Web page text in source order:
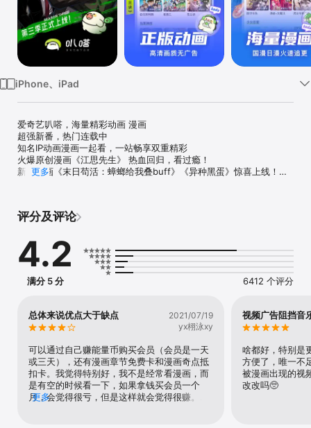
iPhone、iPad
爱奇艺叭嗒，海量精彩动画 漫画
超强新番，热门连载中
知名IP动画漫画一起看，一站畅享双重精彩
火爆原创漫画《江思先生》 热血回归，看过瘾！
新作漫画《末日苟活：蟑螂给我叠buff》《异种黑蛋》惊喜上线！
《成何体统》，《航海王》， 《逆天邪神》， 《间谍过家家》，《苍
《蜡笔小新》，《龙珠》，《境界触发者》，《灌篮高手》，《数码
宝贝》，《圣斗士星矢》等热门正版动画无广告随心看。
【超强新番，热门连载中】
《妖精的尾巴 百年任务》，《念无双》 等热门新番火爆连载中！
【动画&漫画 一起看】
《逆天邪神》，《苍兰诀》，《神澜奇域无双珠》，《石少侠感觉好
【品质国漫， 精彩原创 】
《我的分身是宇宙虫王》，《神的欲望游戏》，《江思先生》，《古
神游戏》，《勇者×女魔王》，《我在诡秘世界玩嗨了！》， 《重生
为怪兽什么鬼》，《打爆诸天》，《七国银河》，《天子传奇（重制
更多
评分及评论
4.2
满分 5 分 6412 个评分
总体来说优点大于缺点
2021/07/19
yx栩泳xy
可以通过自己赚能量币购买会员（会员是一天
或三天），还有漫画章节免费卡和漫画奇点抵
扣卡。我觉得特别好，我不是经常看漫画，而
是有空的时候看一下，如果拿钱买会员一个
月，会觉得很亏，但是这样就会觉得很赚。但
更多
视频广告阻挡音
啥都好，特别是
方便了，唯一不
被漫画出现的视
改改吗🥺